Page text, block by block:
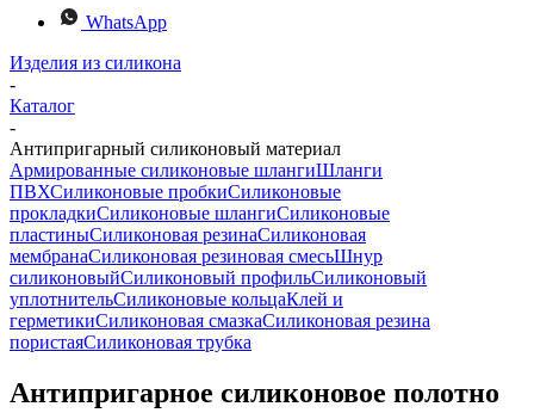
WhatsApp
Изделия из силикона
-
Каталог
-
Антипригарный силиконовый материал
Армированные силиконовые шлангиШланги
ПВХСиликоновые пробкиСиликоновые
прокладкиСиликоновые шлангиСиликоновые
пластиныСиликоновая резинаСиликоновая
мембранаСиликоновая резиновая смесьШнур
силиконовыйСиликоновый профильСиликоновый
уплотнительСиликоновые кольцаКлей и
герметикиСиликоновая смазкаСиликоновая резина
пористаяСиликоновая трубка
Антипригарное cиликоновое полотно